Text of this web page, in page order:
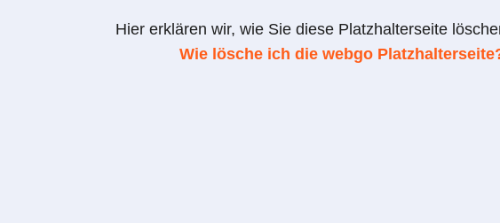
Hier erklären wir, wie Sie diese Platzhalterseite
Wie lösche ich die webgo